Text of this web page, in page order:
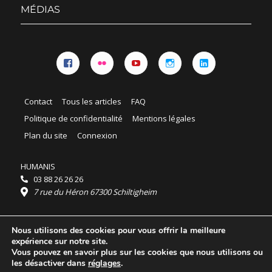
MÉDIAS
Contact Tous les articles
FAQ
Politique de confidentialité
Mentions légales
Plan du site
Connexion
HUMANIS
03 88 26 26 26
7 rue du Héron 67300 Schiltigheim
Horaires :
HUMANIS : du lundi au vendredi 9h - 18h
Ordidocaz : du lundi au vendredi 8h - 19h
© 2025 HUMANIS, tous droits réservés.
Licence Creative Commons Attribution 4.0
Nous utilisons des cookies pour vous offrir la meilleure
expérience sur notre site.
Vous pouvez en savoir plus sur les cookies que nous utilisons ou
les désactiver dans réglages.